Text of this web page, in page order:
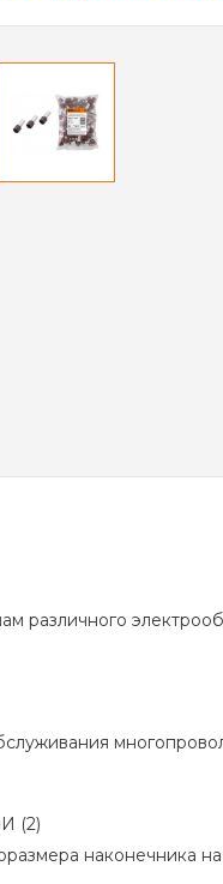
различного
(2)
наконечника